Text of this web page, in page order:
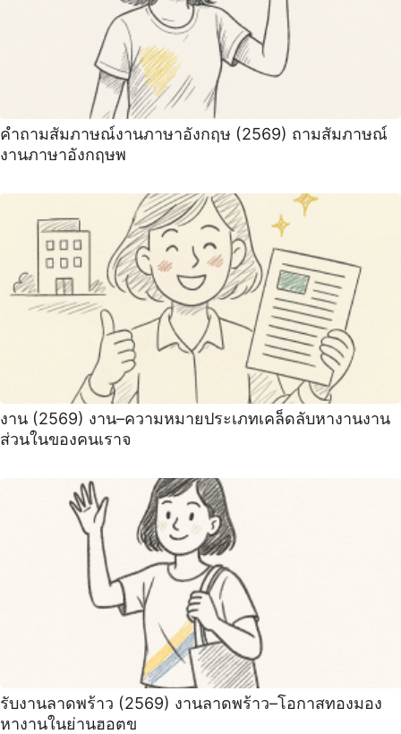
คําถามสัมภาษณ์งานภาษาอังกฤษ (2569) ถามสัมภาษณ์
งานภาษาอังกฤษพ
งาน (2569) งาน–ความหมายประเภทเคล็ดลับหางานงาน
ส่วนในของคนเราจ
รับงานลาดพร้าว (2569) งานลาดพร้าว–โอกาสทองมอง
หางานในย่านฮอตข